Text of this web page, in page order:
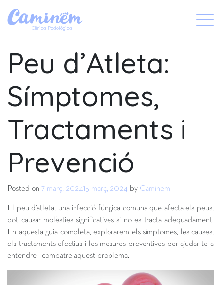
Clínica Podològica
X
Peu d’Atleta:
Símptomes,
Tractaments i
Prevenció
Posted on 7 març, 202415 març, 2024 by Caminem
El peu d’atleta, una infecció fúngica comuna que afecta els peus,
pot causar molèsties significatives si no es tracta adequadament.
En aquesta guia completa, explorarem els símptomes, les causes,
els tractaments efectius i les mesures preventives per ajudar-te a
entendre i combatre aquest problema.